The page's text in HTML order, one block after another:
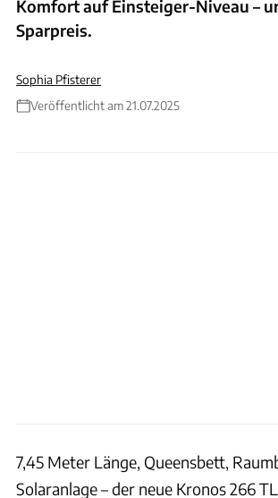
Komfort auf Einsteiger-Niveau –
Sparpreis.
Sophia Pfisterer
Veröffentlicht am 21.07.2025
7,45 Meter Länge, Queensbett,
Solaranlage – der neue Kronos 266